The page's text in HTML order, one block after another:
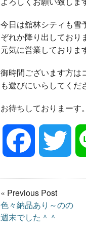
今日は舘林シティも雪
ぞれか降り出しており
元気に営業しておりま
御時間ございます方は
も遊びにいらしてくだ
お待ちしておりまーす。
c i
« Previous Post
色々納品あり～のの
週末でした＾＾